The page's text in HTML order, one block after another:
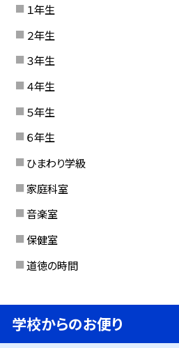
１年生
２年生
３年生
４年生
５年生
６年生
ひまわり学級
家庭科室
音楽室
保健室
道徳の時間
学校からのお便り